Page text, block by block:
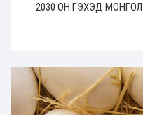
2030 ОН ГЭХЭД